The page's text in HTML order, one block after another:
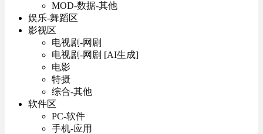
MOD-数据-其他
娱乐-舞蹈区
影视区
电视剧-网剧
电视剧-网剧 [AI生成]
电影
特摄
综合-其他
软件区
PC-软件
手机-应用